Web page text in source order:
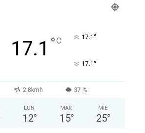
17.1 °C 17.1 °
17.1 °
2.8kmh 37 %
LUN
12°
MAR
15°
MIÉ
25°